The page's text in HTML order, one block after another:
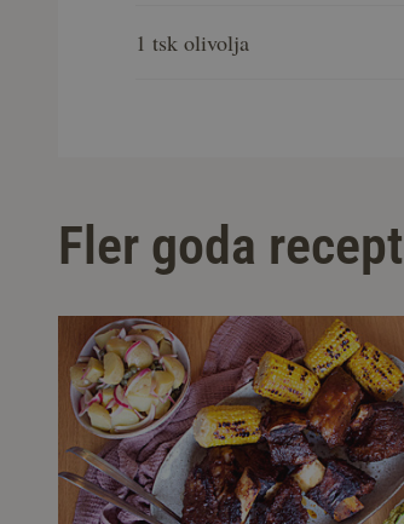
1 tsk olivolja
Fler goda recept